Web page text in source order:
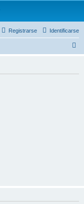
Identificarse
Registrarse